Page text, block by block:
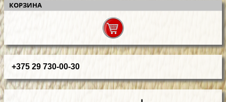
КОРЗИНА
+375 29 730-00-30